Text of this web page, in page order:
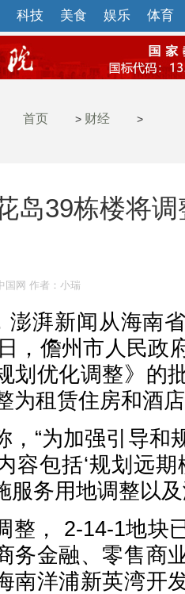
科技 美食 娱乐 体育
首页 > 财经 >
岛39栋楼将
国网 作者：小瑞
湃新闻从海南省
，儋州市人民政
划优化调整》的
为租赁住房和酒
“为加强引导和
容包括‘规划远
服务用地调整以
， 2-14-1地块
务金融、零售商
南洋浦新英湾开